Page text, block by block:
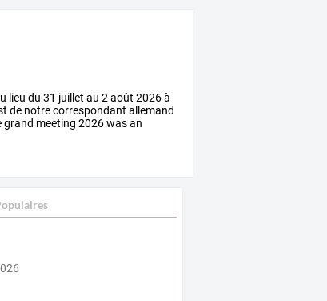
lieu du 31 juillet au 2 août 2026à
de notrecorrespondant allemand
grand meeting 2026wasan